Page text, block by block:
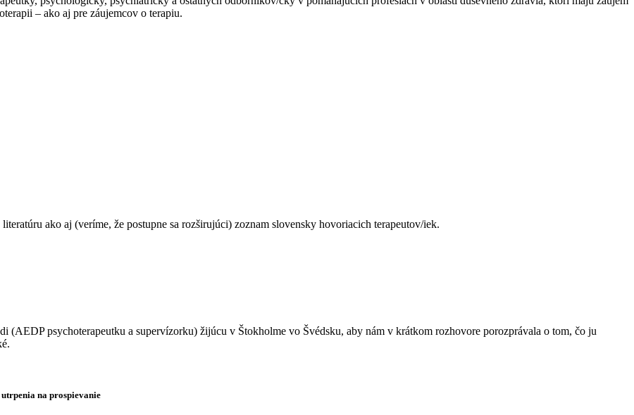
– ako aj pre záujemcov o terapiu.
ako aj (veríme, že postupne sa rozširujúci) zoznam slovensky hovoriacich terapeutov/iek.
psychoterapeutku a supervízorku) žijúcu v Štokholme vo Švédsku, aby nám v krátkom rozhovore porozprávala o tom, čo ju
na prospievanie